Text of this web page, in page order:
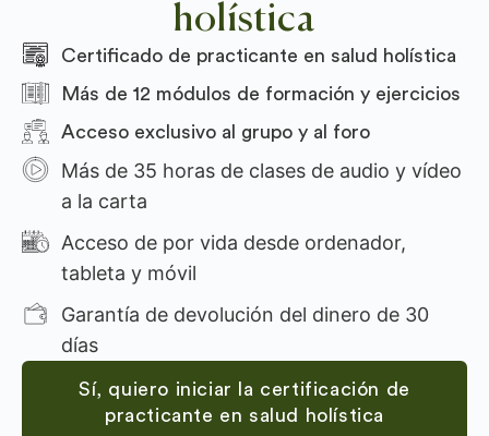
holística
Certificado de practicante en salud holística
Más de 12 módulos de formación y ejercicios
Acceso exclusivo al grupo y al foro
Más de 35 horas de clases de audio y vídeo
a la carta
Acceso de por vida desde ordenador,
tableta y móvil
Garantía de devolución del dinero de 30
días
Sí, quiero iniciar la certificación de
practicante en salud holística